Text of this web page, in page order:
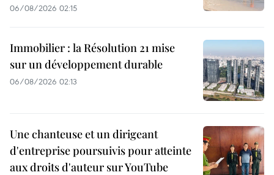
06/08/2026 02:15
Immobilier : la Résolution 21 mise
sur un développement durable
06/08/2026 02:13
Une chanteuse et un dirigeant
d'entreprise poursuivis pour atteinte
aux droits d'auteur sur YouTube